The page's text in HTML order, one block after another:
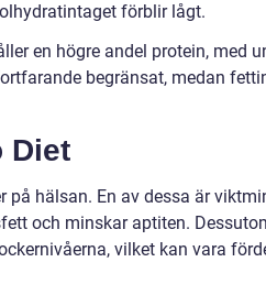
förblir lågt.
en högre andel protein, med
begränsat, medan
Diet
hälsan. En av dessa är
och minskar aptiten.
vilket kan vara